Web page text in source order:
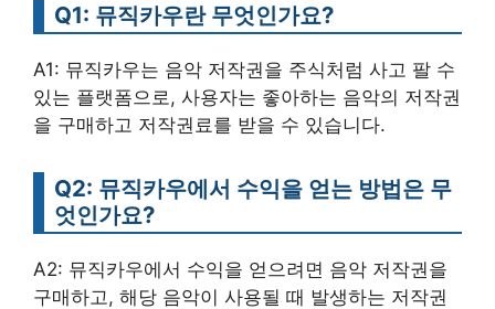
Q1: 뮤직카우란 무엇인가요?
A1: 뮤직카우는 음악 저작권을 주식처럼 사고 팔 수
있는 플랫폼으로, 사용자는 좋아하는 음악의 저작권
을 구매하고 저작권료를 받을 수 있습니다.
Q2: 뮤직카우에서 수익을 얻는 방법은 무
엇인가요?
A2: 뮤직카우에서 수익을 얻으려면 음악 저작권을
구매하고, 해당 음악이 사용될 때 발생하는 저작권